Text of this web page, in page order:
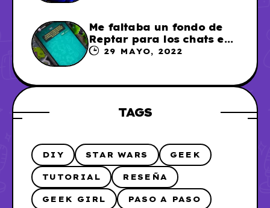
Me faltaba un fondo de
Reptar para los chats en
WhatsApp, así que me lo
29 MAYO, 2022
TAGS
DIY STAR WARS GEEK
TUTORIAL RESEÑA
GEEK GIRL PASO A PASO